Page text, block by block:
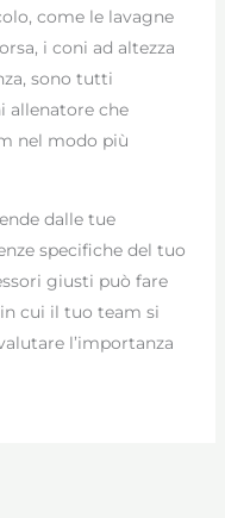
come le lavagne
i coni ad altezza
sono tutti
allenatore che
nel modo più
dalle tue
specifiche del tuo
giusti può fare
cui il tuo team si
l’importanza